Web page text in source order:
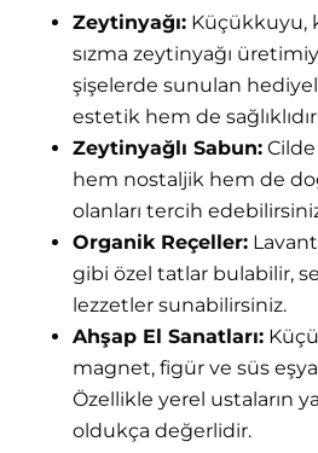
Zeytinyağı: Küçükkuyu,
sızma zeytinyağı
şişelerde sunulan
estetik hem de
Zeytinyağlı Sabun:
hem nostaljik hem de
olanları tercih
Organik Reçeller:
gibi özel tatlar bulabilir,
lezzetler sunabilirsiniz.
Ahşap El Sanatları:
magnet, figür ve süs
Özellikle yerel ustaların
oldukça değerlidir.